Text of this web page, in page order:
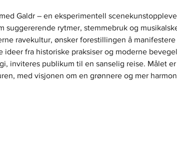
Galdr – en eksperimentell
suggererende rytmer, stemmebruk og
ravekultur, ønsker forestillingen å
ideer fra historiske praksiser og moderne
inviteres publikum til en sanselig reise. Målet
med visjonen om en grønnere og mer